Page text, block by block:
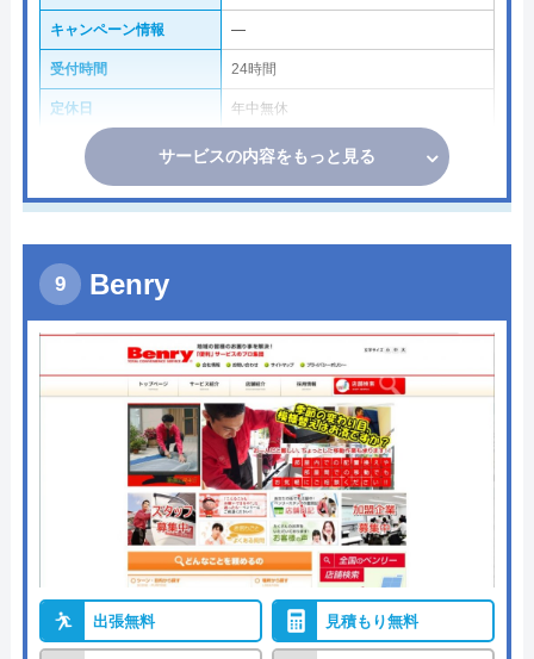
キャンペーン情報 ―
受付時間 24時間
定休日 年中無休
サービスの内容をもっと見る
Benry
出張無料 見積もり無料